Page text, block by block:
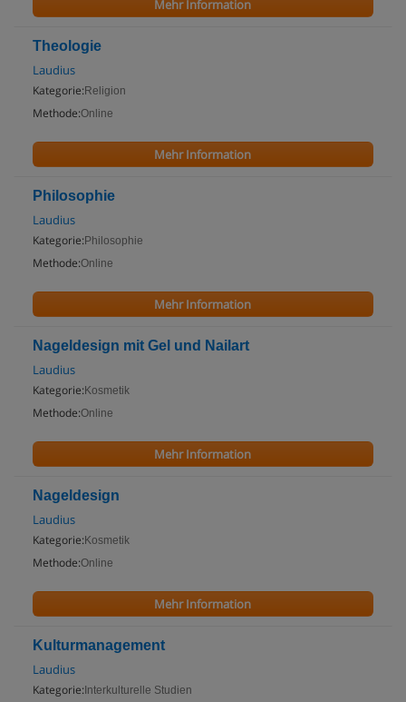
Mehr Information
Theologie
Laudius
Kategorie: Religion
Methode:Online
Mehr Information
Philosophie
Laudius
Kategorie: Philosophie
Methode:Online
Mehr Information
Nageldesign mit Gel und Nailart
Laudius
Kategorie: Kosmetik
Methode:Online
Mehr Information
Nageldesign
Laudius
Kategorie: Kosmetik
Methode:Online
Mehr Information
Kulturmanagement
Laudius
Kategorie: Interkulturelle Studien